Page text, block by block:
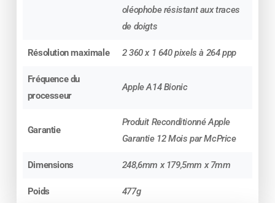
oléophobe résistant aux traces
de doigts
Résolution maximale 2 360 x 1 640 pixels à 264 ppp
Fréquence du
processeur
Apple A14 Bionic
Garantie
Produit Reconditionné Apple
Garantie 12 Mois par McPrice
Dimensions 248,6mm x 179,5mm x 7mm
Poids 477g